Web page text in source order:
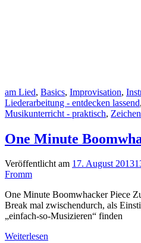
am Lied, Basics, Improvisation,
Liederarbeitung - entdecken lassend,
Musikunterricht - praktisch,
One Minute
Veröffentlicht am 17. August 2013
Fromm
One Minute Boomwhacker Piece
Break mal zwischendurch, als
„einfach-so-Musizieren“ finden
Weiterlesen